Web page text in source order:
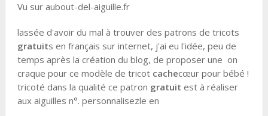
Vu sur aubout-del-aiguille.fr
lassée d'avoir du mal à trouver des patrons de tricots
gratuits en français sur internet, j'ai eu l'idée, peu de
temps après la création du blog, de proposer une on
craque pour ce modèle de tricot cachecœur pour bébé !
tricoté dans la qualité ce patron gratuit est à réaliser
aux aiguilles n°. personnalisezle en